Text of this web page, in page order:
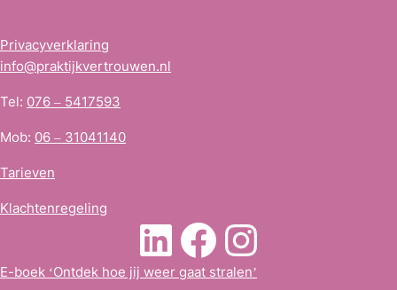
Privacyverklaring
info@praktijkvertrouwen.nl
Tel: 076 – 5417593
Mob: 06 – 31041140
Tarieven
Klachtenregeling
LinkedIn
Facebook
E-boek ‘Ontdek hoe jij weer gaat stralen’